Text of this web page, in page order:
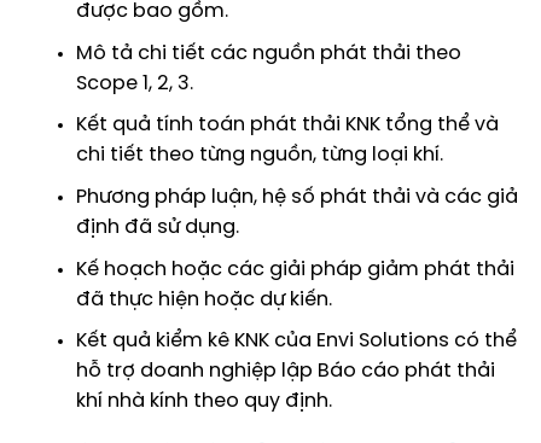
được bao gồm.
Mô tả chi tiết các nguồn phát thải theo
Scope 1, 2, 3.
Kết quả tính toán phát thải KNK tổng thể và
chi tiết theo từng nguồn, từng loại khí.
Phương pháp luận, hệ số phát thải và các giả
định đã sử dụng.
Kế hoạch hoặc các giải pháp giảm phát thải
đã thực hiện hoặc dự kiến.
Kết quả kiểm kê KNK của Envi Solutions có thể
hỗ trợ doanh nghiệp lập Báo cáo phát thải
khí nhà kính theo quy định.